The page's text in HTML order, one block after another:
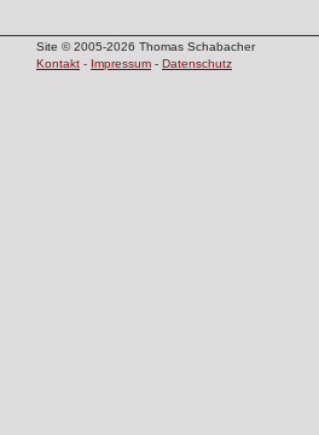
Site © 2005-2026 Thomas Schabacher
Kontakt - Impressum - Datenschutz